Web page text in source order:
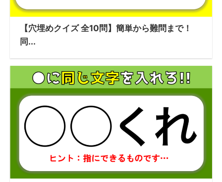
【穴埋めクイズ 全10問】簡単から難問まで！
同...